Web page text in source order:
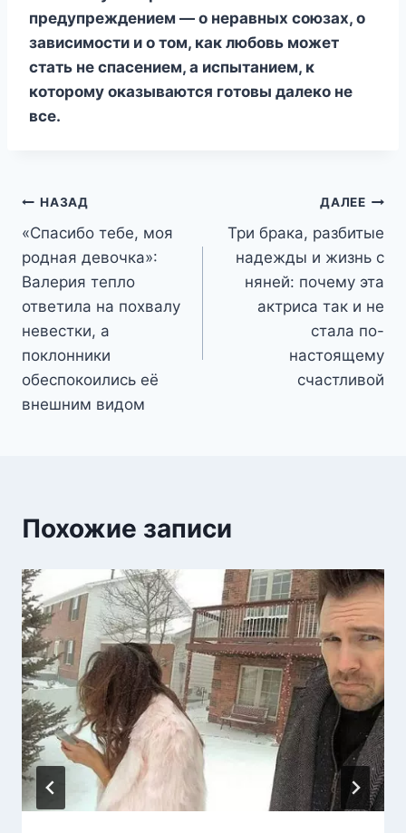
предупреждением — о неравных союзах, о
зависимости и о том, как любовь может
стать не спасением, а испытанием, к
которому оказываются готовы далеко не
все.
Навигация
по
записям
НАЗАД
«Спасибо тебе, моя
родная девочка»:
Валерия тепло
ответила на похвалу
невестки, а
поклонники
обеспокоились её
внешним видом
ДАЛЕЕ
Три брака, разбитые
надежды и жизнь с
няней: почему эта
актриса так и не
стала по-
настоящему
счастливой
Похожие записи